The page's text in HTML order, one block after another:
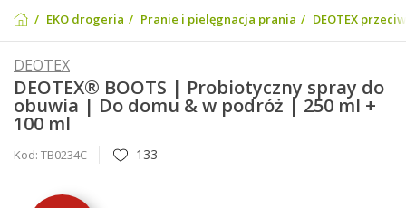
EKO drogeria Pranie i pielęgnacja prania DEOTEX
DEOTEX
DEOTEX® BOOTS | Probiotyczny spray do
obuwia | Do domu & w podróż | 250 ml +
100 ml
Kod: TB0234C 133